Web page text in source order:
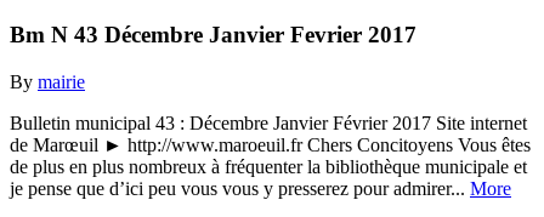
Bm N 43 Décembre Janvier Fevrier 2017
By mairie
Bulletin municipal 43 : Décembre Janvier Février 2017 Site internet
de Marœuil ► http://www.maroeuil.fr Chers Concitoyens Vous êtes
de plus en plus nombreux à fréquenter la bibliothèque municipale et
je pense que d’ici peu vous vous y presserez pour admirer... More